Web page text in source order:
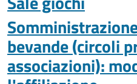
bevande (circoli
associazioni):